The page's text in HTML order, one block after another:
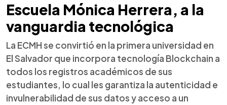
Escuela Mónica Herrera, a la
vanguardia tecnológica
La ECMH se convirtió en la primera universidad en
El Salvador que incorpora tecnología Blockchain a
todos los registros académicos de sus
estudiantes, lo cual les garantiza la autenticidad e
invulnerabilidad de sus datos y acceso a un